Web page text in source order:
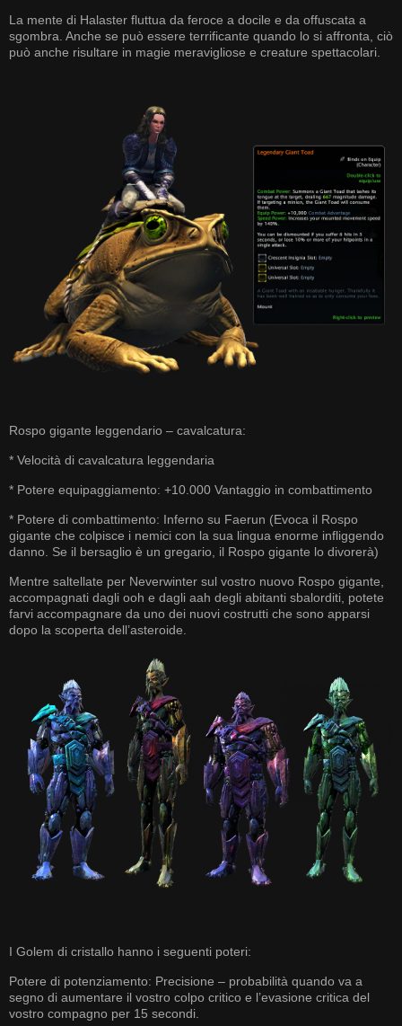
La mente di Halaster fluttua da feroce a docile e da offuscata a
sgombra. Anche se può essere terrificante quando lo si affronta, ciò
può anche risultare in magie meravigliose e creature spettacolari.
Rospo gigante leggendario – cavalcatura:
* Velocità di cavalcatura leggendaria
* Potere equipaggiamento: +10.000 Vantaggio in combattimento
* Potere di combattimento: Inferno su Faerun (Evoca il Rospo
gigante che colpisce i nemici con la sua lingua enorme infliggendo
danno. Se il bersaglio è un gregario, il Rospo gigante lo divorerà)
Mentre saltellate per Neverwinter sul vostro nuovo Rospo gigante,
accompagnati dagli ooh e dagli aah degli abitanti sbalorditi, potete
farvi accompagnare da uno dei nuovi costrutti che sono apparsi
dopo la scoperta dell’asteroide.
I Golem di cristallo hanno i seguenti poteri:
Potere di potenziamento: Precisione – probabilità quando va a
segno di aumentare il vostro colpo critico e l’evasione critica del
vostro compagno per 15 secondi.